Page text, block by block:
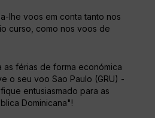
lhe voos em conta tanto nos
curso, como nos voos de
as férias de forma económica
o seu voo Sao Paulo (GRU) -
entusiasmado para as
Dominicana"!